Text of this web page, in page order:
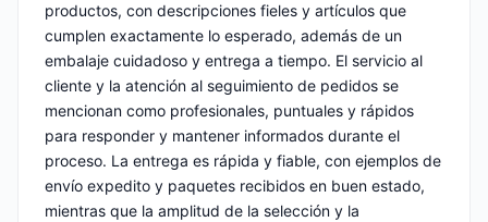
productos, con descripciones fieles y artículos que
cumplen exactamente lo esperado, además de un
embalaje cuidadoso y entrega a tiempo. El servicio al
cliente y la atención al seguimiento de pedidos se
mencionan como profesionales, puntuales y rápidos
para responder y mantener informados durante el
proceso. La entrega es rápida y fiable, con ejemplos de
envío expedito y paquetes recibidos en buen estado,
mientras que la amplitud de la selección y la